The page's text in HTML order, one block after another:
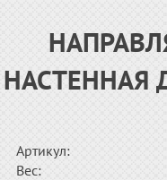
НАСТЕННАЯ
Артикул:
Вес: